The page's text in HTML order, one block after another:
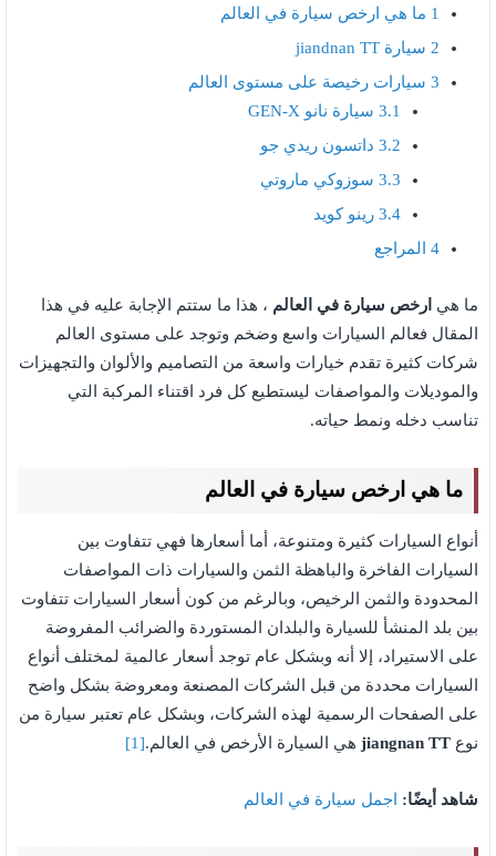
1 ما هي ارخص سيارة في العالم
2 سيارة jiandnan TT
3 سيارات رخيصة على مستوى العالم
3.1 سيارة نانو GEN-X
3.2 داتسون ريدي جو
3.3 سوزوكي ماروتي
3.4 رينو كويد
4 المراجع
ما هي ارخص سيارة في العالم ، هذا ما ستتم الإجابة عليه في هذا
المقال فعالم السيارات واسع وضخم وتوجد على مستوى العالم
شركات كثيرة تقدم خيارات واسعة من التصاميم والألوان والتجهيزات
والموديلات والمواصفات ليستطيع كل فرد اقتناء المركبة التي
تناسب دخله ونمط حياته.
ما هي ارخص سيارة في العالم
أنواع السيارات كثيرة ومتنوعة، أما أسعارها فهي تتفاوت بين
السيارات الفاخرة والباهظة الثمن والسيارات ذات المواصفات
المحدودة والثمن الرخيص، وبالرغم من كون أسعار السيارات تتفاوت
بين بلد المنشأ للسيارة والبلدان المستوردة والضرائب المفروضة
على الاستيراد، إلا أنه وبشكل عام توجد أسعار عالمية لمختلف أنواع
السيارات محددة من قبل الشركات المصنعة ومعروضة بشكل واضح
على الصفحات الرسمية لهذه الشركات، وبشكل عام تعتبر سيارة من
نوع jiangnan TT هي السيارة الأرخص في العالم.[1]
شاهد أيضًا: اجمل سيارة في العالم